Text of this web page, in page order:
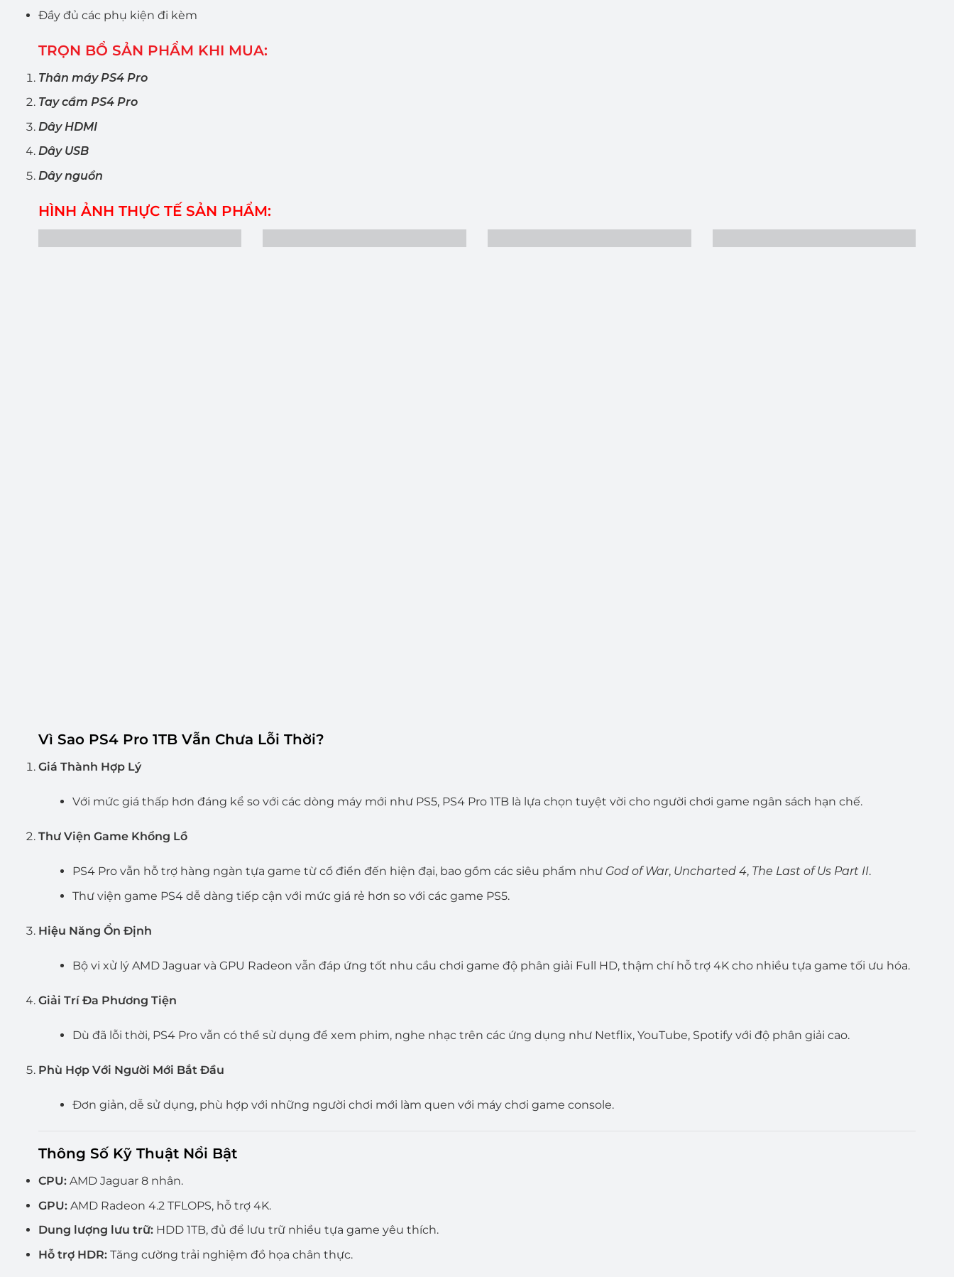
Đầy đủ các phụ kiện đi kèm
TRỌN BỔ SẢN PHẨM KHI MUA:
Thân máy PS4 Pro
Tay cầm PS4 Pro
Dây HDMI
Dây USB
Dây nguồn
HÌNH ẢNH THỰC TẾ SẢN PHẨM:
Vì Sao PS4 Pro 1TB Vẫn Chưa Lỗi Thời?
Giá Thành Hợp Lý
Với mức giá thấp hơn đáng kể so với các dòng máy mới như PS5, PS4 Pro 1TB là lựa chọn tuyệt vời cho người chơi game ngân sách hạn chế.
Thư Viện Game Khổng Lồ
PS4 Pro vẫn hỗ trợ hàng ngàn tựa game từ cổ điển đến hiện đại, bao gồm các siêu phẩm như God of War, Uncharted 4, The Last of Us Part II.
Thư viện game PS4 dễ dàng tiếp cận với mức giá rẻ hơn so với các game PS5.
Hiệu Năng Ổn Định
Bộ vi xử lý AMD Jaguar và GPU Radeon vẫn đáp ứng tốt nhu cầu chơi game độ phân giải Full HD, thậm chí hỗ trợ 4K cho nhiều tựa game tối ưu hóa.
Giải Trí Đa Phương Tiện
Dù đã lỗi thời, PS4 Pro vẫn có thể sử dụng để xem phim, nghe nhạc trên các ứng dụng như Netflix, YouTube, Spotify với độ phân giải cao.
Phù Hợp Với Người Mới Bắt Đầu
Đơn giản, dễ sử dụng, phù hợp với những người chơi mới làm quen với máy chơi game console.
Thông Số Kỹ Thuật Nổi Bật
CPU:AMD Jaguar 8 nhân.
GPU:AMD Radeon 4.2 TFLOPS, hỗ trợ 4K.
Dung lượng lưu trữ:HDD 1TB, đủ để lưu trữ nhiều tựa game yêu thích.
Hỗ trợ HDR:Tăng cường trải nghiệm đồ họa chân thực.